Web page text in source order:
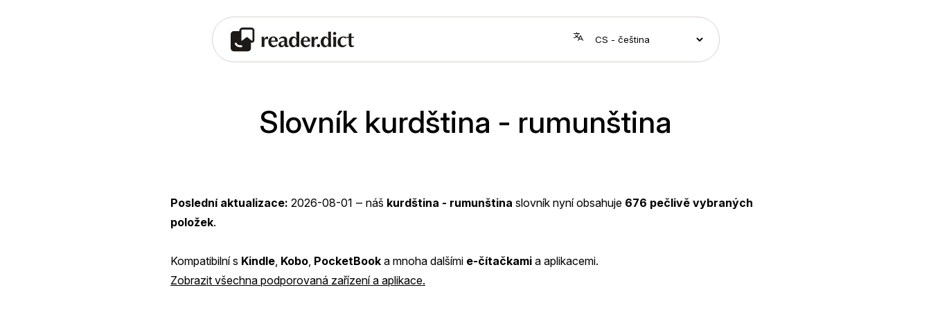
Slovník kurdština - rumunština
Poslední aktualizace: 2026-08-01 ‒ náš kurdština - rumunština slovník nyní obsahuje 676 pečlivě vybraných
položek.
Kompatibilní s Kindle Kobo PocketBook a mnoha dalšími e-čítačkami a aplikacemi.
Zobrazit všechna podporovaná zařízení a aplikace.